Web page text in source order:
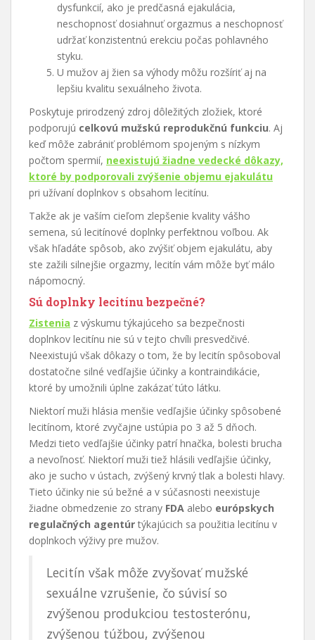
dysfunkcií, ako je predčasná ejakulácia,
neschopnosť dosiahnuť orgazmus a neschopnosť
udržať konzistentnú erekciu počas pohlavného
styku.
U mužov aj žien sa výhody môžu rozšíriť aj na
lepšiu kvalitu sexuálneho života.
Poskytuje prirodzený zdroj dôležitých zložiek, ktoré
podporujú celkovú mužskú reprodukčnú funkciu. Aj
keď môže zabrániť problémom spojeným s nízkym
počtom spermií, neexistujú žiadne vedecké dôkazy,
ktoré by podporovali zvýšenie objemu ejakulátu
pri užívaní doplnkov s obsahom lecitínu.
Takže ak je vaším cieľom zlepšenie kvality vášho
semena, sú lecitínové doplnky perfektnou voľbou. Ak
však hľadáte spôsob, ako zvýšiť objem ejakulátu, aby
ste zažili silnejšie orgazmy, lecitín vám môže byť málo
nápomocný.
Sú doplnky lecitínu bezpečné?
Zistenia z výskumu týkajúceho sa bezpečnosti
doplnkov lecitínu nie sú v tejto chvíli presvedčivé.
Neexistujú však dôkazy o tom, že by lecitín spôsoboval
dostatočne silné vedľajšie účinky a kontraindikácie,
ktoré by umožnili úplne zakázať túto látku.
Niektorí muži hlásia menšie vedľajšie účinky spôsobené
lecitínom, ktoré zvyčajne ustúpia po 3 až 5 dňoch.
Medzi tieto vedľajšie účinky patrí hnačka, bolesti brucha
a nevoľnosť. Niektorí muži tiež hlásili vedľajšie účinky,
ako je sucho v ústach, zvýšený krvný tlak a bolesti hlavy.
Tieto účinky nie sú bežné a v súčasnosti neexistuje
žiadne obmedzenie zo strany FDA alebo európskych
regulačných agentúr týkajúcich sa použitia lecitínu v
doplnkoch výživy pre mužov.
Lecitín však môže zvyšovať mužské
sexuálne vzrušenie, čo súvisí so
zvýšenou produkciou testosterónu,
zvýšenou túžbou, zvýšenou